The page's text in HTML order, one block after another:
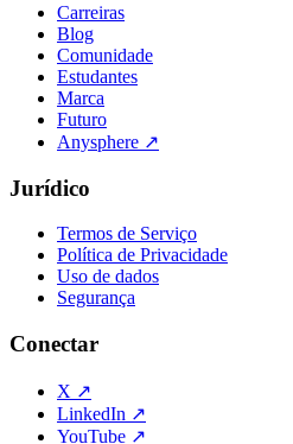
Carreiras
Blog
Comunidade
Estudantes
Marca
Futuro
Anysphere ↗
Jurídico
Termos de Serviço
Política de Privacidade
Uso de dados
Segurança
Conectar
X ↗
LinkedIn ↗
YouTube ↗